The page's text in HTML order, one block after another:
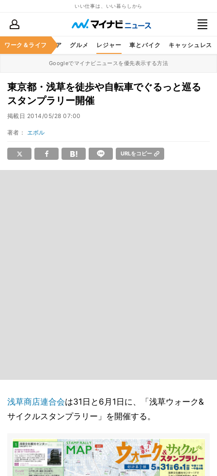
いい仕事は、いい暮らしから
ワーク＆ライフ
暮らし ヘルスケア グルメ レジャー 車とバイク キャッシュレス
Googleでマイナビニュースを優先表示する方法
東京都・浅草を徒歩や自転車でぐるっと巡る
スタンプラリー開催
掲載日 2014/05/28 07:00
著者： エボル
URLをコピー
浅草商店連合会は31日と6月1日に、「浅草ウォーク&
サイクルスタンプラリー」を開催する。